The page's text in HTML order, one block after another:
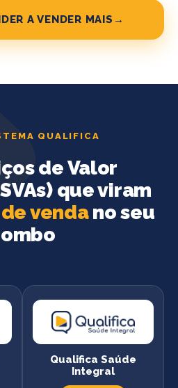
A VENDER MAIS →
QUALIFICA
de Valor
que viram
vendano seu
Qualifica Saúde
Integral